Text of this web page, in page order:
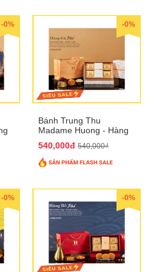
-0% -0%
Bánh Trung Thu
Madame Huong - Hàng
540,000đ 540,000₫
-0% -0%